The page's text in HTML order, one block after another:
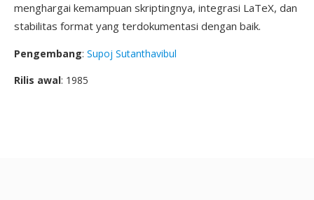
menghargai kemampuan skriptingnya, integrasi LaTeX, dan
stabilitas format yang terdokumentasi dengan baik.
Pengembang: Supoj Sutanthavibul
Rilis awal: 1985